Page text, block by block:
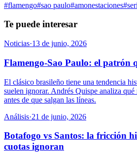
#flamengo#sao paulo#amonestaciones#
Te puede interesar
Noticias·13 de junio, 2026
Flamengo-Sao Paulo: el patrón
El clásico brasileño tiene una tendencia
suelen ignorar. Andrés Quispe analiza
antes de que salgan las líneas.
Análisis·21 de junio, 2026
Botafogo vs Santos: la fricción
cuotas ignoran